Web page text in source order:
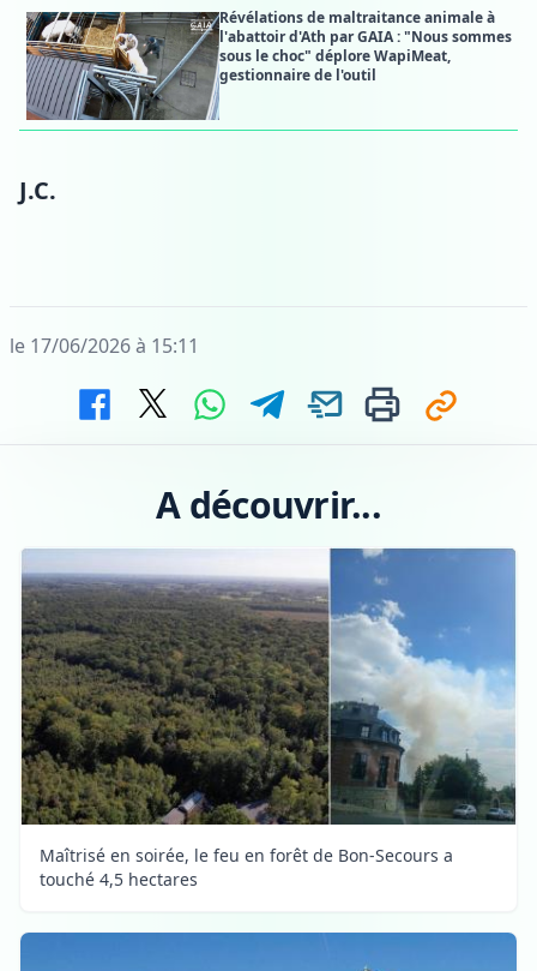
Révélations de maltraitance animale à
l'abattoir d'Ath par GAIA : "Nous sommes
sous le choc" déplore WapiMeat,
gestionnaire de l'outil
J.C.
le 17/06/2026 à 15:11
A découvrir...
Maîtrisé en soirée, le feu en forêt de Bon-Secours a
touché 4,5 hectares